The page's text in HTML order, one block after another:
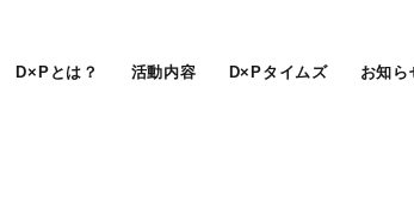
D×Pとは？ 活動内容 D×Pタイムズ お知ら